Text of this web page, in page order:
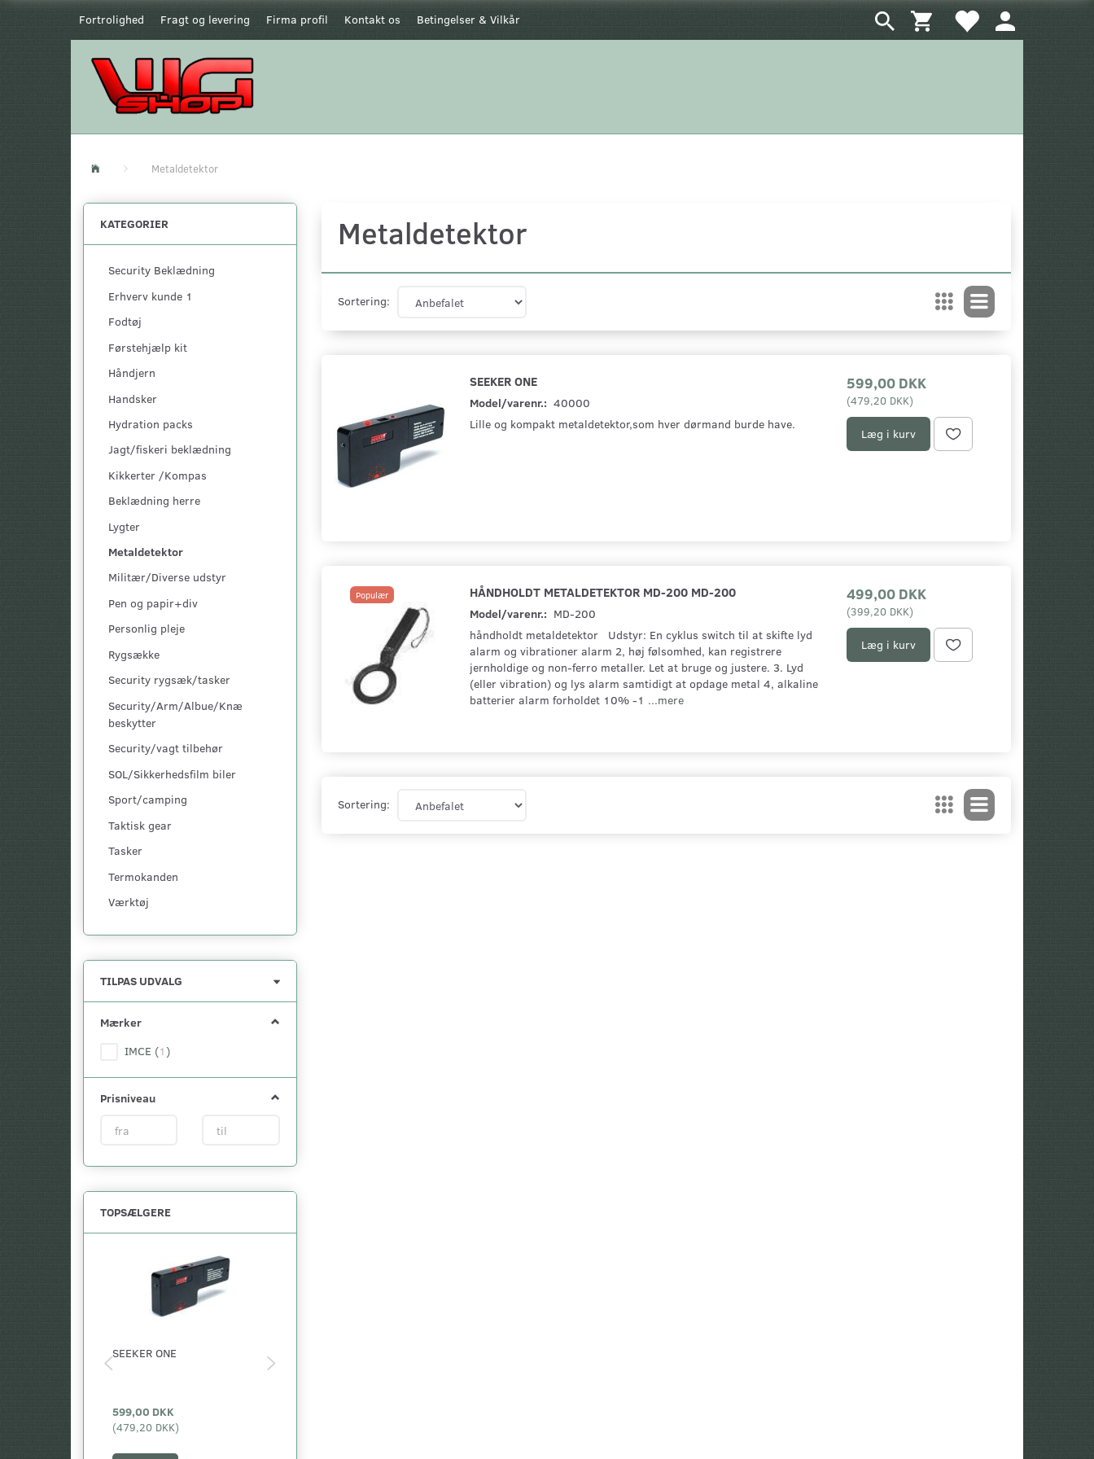
Fortrolighed Fragt og levering Firma profil Kontakt os Betingelser & Vilkår
Metaldetektor
KATEGORIER
Security Beklædning
Erhverv kunde 1
Fodtøj
Førstehjælp kit
Håndjern
Handsker
Hydration packs
Jagt/fiskeri beklædning
Kikkerter /Kompas
Beklædning herre
Lygter
Metaldetektor
Militær/Diverse udstyr
Pen og papir+div
Personlig pleje
Rygsække
Security rygsæk/tasker
Security/Arm/Albue/Knæ
beskytter
Security/vagt tilbehør
SOL/Sikkerhedsfilm biler
Sport/camping
Taktisk gear
Tasker
Termokanden
Værktøj
TILPAS UDVALG
Mærker
IMCE (1 )
Prisniveau
TOPSÆLGERE
SEEKER ONE
599,00 DKK
(479,20 DKK)
Metaldetektor
Sortering:
SEEKER ONE
Model/varenr.: 40000
Lille og kompakt metaldetektor,som hver dørmand burde have.
599,00 DKK
(479,20 DKK)
Læg i kurv
Populær HÅNDHOLDT METALDETEKTOR MD-200 MD-200
Model/varenr.: MD-200
håndholdt metaldetektor Udstyr: En cyklus switch til at skifte lyd
alarm og vibrationer alarm 2, høj følsomhed, kan registrere
jernholdige og non-ferro metaller. Let at bruge og justere. 3. Lyd
(eller vibration) og lys alarm samtidigt at opdage metal 4, alkaline
batterier alarm forholdet 10% -1 ...mere
499,00 DKK
(399,20 DKK)
Læg i kurv
Sortering: